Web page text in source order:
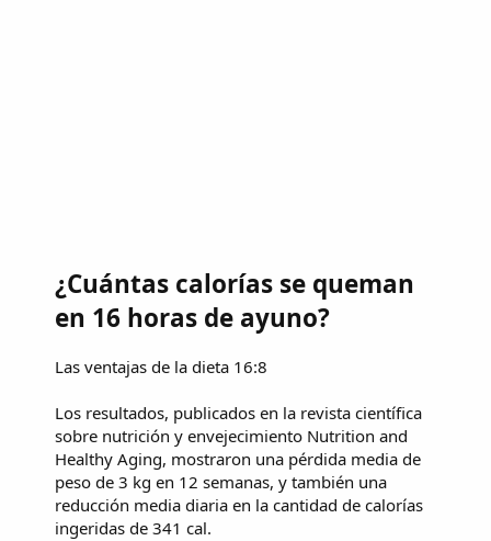
¿Cuántas calorías se queman
en 16 horas de ayuno?
Las ventajas de la dieta 16:8
Los resultados, publicados en la revista científica
sobre nutrición y envejecimiento Nutrition and
Healthy Aging, mostraron una pérdida media de
peso de 3 kg en 12 semanas, y también una
reducción media diaria en la cantidad de calorías
ingeridas de 341 cal.